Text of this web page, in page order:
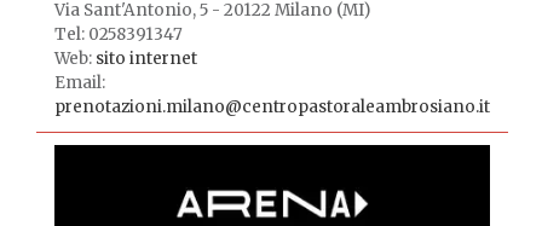
Via Sant'Antonio, 5 - 20122 Milano (MI)
Tel: 0258391347
Web: sito internet
Email:
prenotazioni.milano@centropastoraleambrosiano.it